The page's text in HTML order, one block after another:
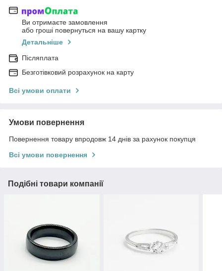
Ви отримаєте замовлення
або гроші повернуться на вашу картку
Детальніше
Післяплата
Безготівковий розрахунок на карту
Всі умови оплати
Умови повернення
Повернення товару впродовж 14 днів за рахунок покупця
Всі умови повернення
Подібні товари компанії